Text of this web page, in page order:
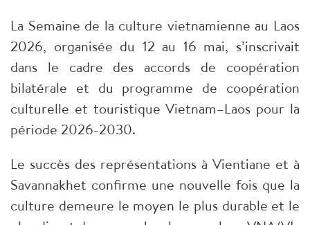
La Semaine de la culture vietnamienne au Laos
2026, organisée du 12 au 16 mai, s’inscrivait
dans le cadre des accords de coopération
bilatérale et du programme de coopération
culturelle et touristique Vietnam–Laos pour la
période 2026-2030.
Le succès des représentations à Vientiane et à
Savannakhet confirme une nouvelle fois que la
culture demeure le moyen le plus durable et le